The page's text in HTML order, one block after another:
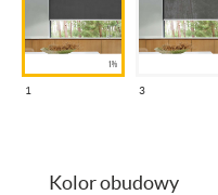
1 3
Kolor obudowy